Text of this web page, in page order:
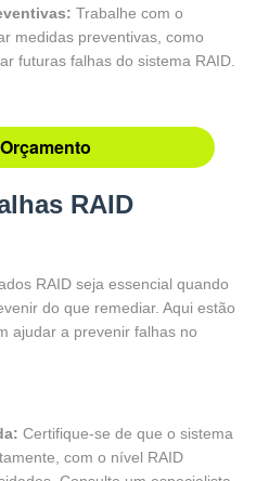
Trabalhe com o
medidas preventivas, como
futuras falhas do sistema RAID.
RAID
RAID seja essencial quando
do que remediar. Aqui estão
ajudar a prevenir falhas no
Certifique-se de que o sistema
com o nível RAID